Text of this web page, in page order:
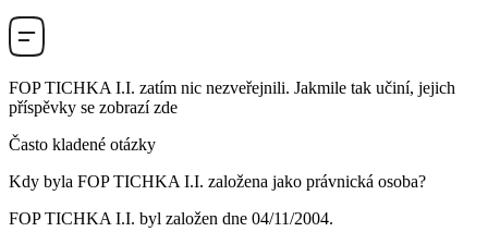
FOP TICHKA I.I. zatím nic nezveřejnili. Jakmile tak učiní, jejich
příspěvky se zobrazí zde
Často kladené otázky
Kdy byla FOP TICHKA I.I. založena jako právnická osoba?
FOP TICHKA I.I. byl založen dne 04/11/2004.